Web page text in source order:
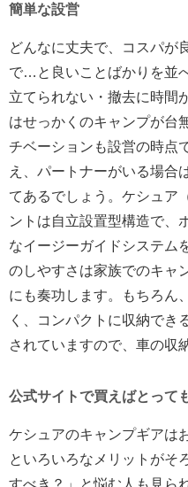
簡単な設営
どんなに丈夫で、コスパが
で…と良いことばかりを並
立てられない・撤去に時間
はせっかくのキャンプが台
チベーションも設営の時点
え、パートナーがいる場合
てあるでしょう。ケシュア
ントは自立設置型構造で、
なイージーガイドシステム
のしやすさは家族でのキャ
にも奏功します。もちろん
く、コンパクトに収納でき
されていますので、車の収
公式サイトで買えばとって
ケシュアのキャンプギアは
といろいろなメリットがそ
すべき？」と悩む人も見ら